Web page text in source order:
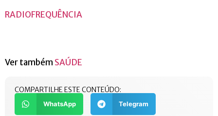
RADIOFREQUÊNCIA
Ver também SAÚDE
COMPARTILHE ESTE CONTEÚDO:
WhatsApp Telegram